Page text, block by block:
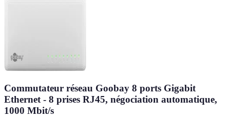
Commutateur réseau Goobay 8 ports Gigabit
Ethernet - 8 prises RJ45, négociation automatique,
1000 Mbit/s